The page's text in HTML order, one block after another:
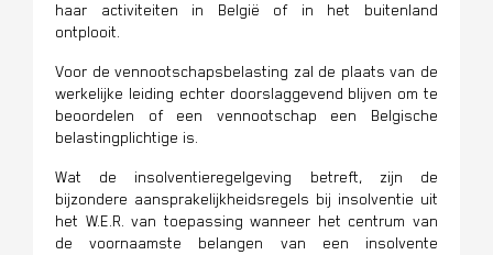
haar activiteiten in België of in het buitenland
ontplooit.
Voor de vennootschapsbelasting zal de plaats van de
werkelijke leiding echter doorslaggevend blijven om te
beoordelen of een vennootschap een Belgische
belastingplichtige is.
Wat de insolventieregelgeving betreft, zijn de
bijzondere aansprakelijkheidsregels bij insolventie uit
het W.E.R. van toepassing wanneer het centrum van
de voornaamste belangen van een insolvente